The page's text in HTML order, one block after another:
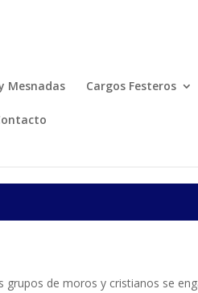
Mesnadas Cargos Festeros
grupos de moros y cristianos se